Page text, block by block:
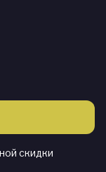
скидки